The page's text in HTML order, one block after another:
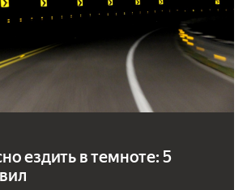
ездить в темноте: 5